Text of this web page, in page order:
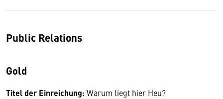
Public Relations
Gold
Titel der Einreichung: Warum liegt hier Heu?